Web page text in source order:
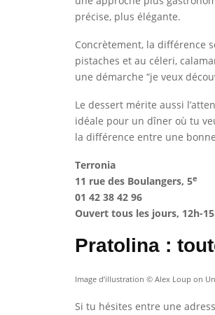
précise, plus élégante.
Concrètement, la différence
pistaches et au céleri,
une démarche “je veux
Le dessert mérite aussi
idéale pour un dîner où tu
la différence entre une
Terronia
11 rue des Boulangers, 5e
01 42 38 42 96
Ouvert tous les jours, 12h-
Pratolina :
Image d’illustration © Alex Loup on
Si tu hésites entre une